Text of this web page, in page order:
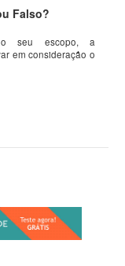
Falso?
o seu escopo, a
em consideração o